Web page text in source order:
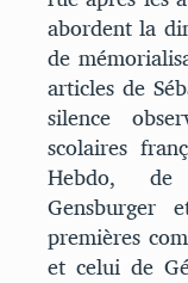
abordent la
de
articles de
silence
scolaires
Hebdo, de
Gensburger
premières
et celui de